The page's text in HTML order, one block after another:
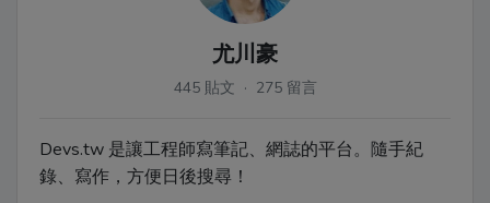
尤川豪
445 貼文 · 275 留言
Devs.tw 是讓工程師寫筆記、網誌的平台。隨手紀
錄、寫作，方便日後搜尋！